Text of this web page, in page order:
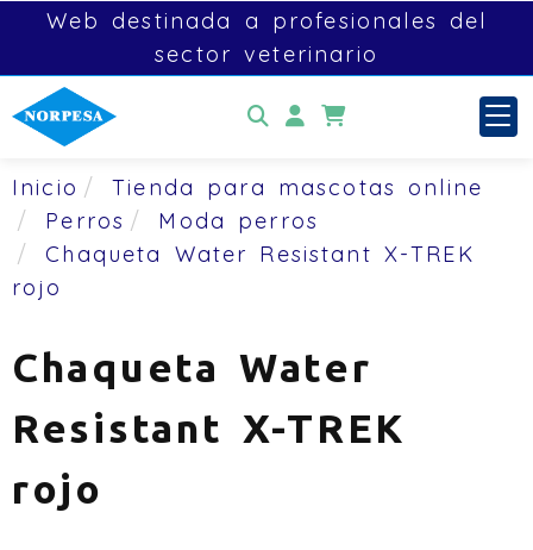
Identifícate
Web destinada a profesionales del
sector veterinario
Inicio
Tienda para mascotas online
Perros
Moda perros
Chaqueta Water Resistant X-TREK
rojo
Chaqueta Water
Resistant X-TREK
rojo